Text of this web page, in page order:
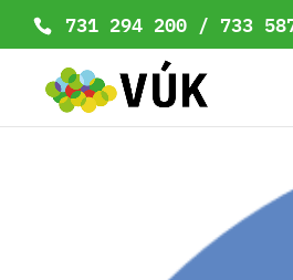
731 294 200 / 733